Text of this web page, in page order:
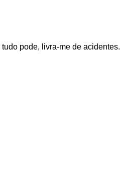
pode, livra-me de acidentes.